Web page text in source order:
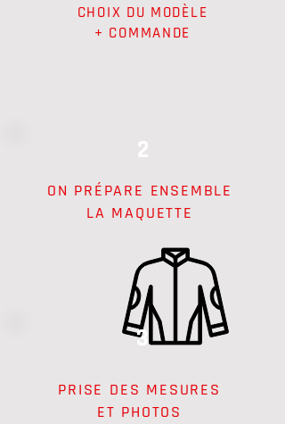
CHOIX DU MODÈLE
+ COMMANDE
2
ON PRÉPARE ENSEMBLE
LA MAQUETTE
3
PRISE DES MESURES
ET PHOTOS